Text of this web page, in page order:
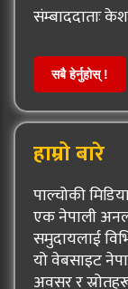
संम्बाददाताः
सबै हेर्नुहोस् !
हाम्रो बारे
पाल्चोकी
एक नेपाली
समुदायलाई
यो वेबसाइट
अवसर र